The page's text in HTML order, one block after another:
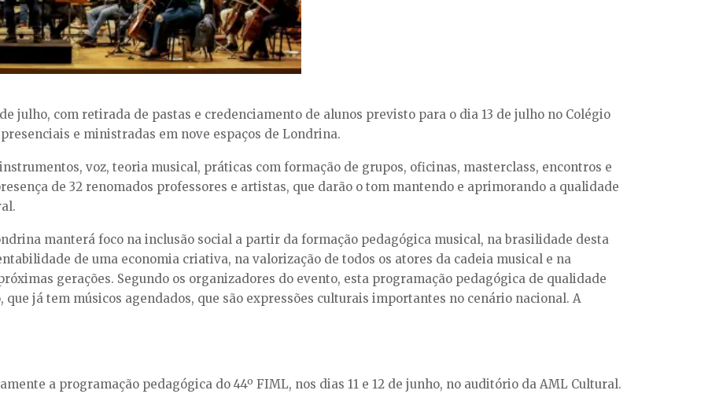
julho, com retirada de pastas e credenciamento de alunos previsto para o dia 13 de julho no Colégio
e ministradas em nove espaços de Londrina.
voz, teoria musical, práticas com formação de grupos, oficinas, masterclass, encontros e
de 32 renomados professores e artistas, que darão o tom mantendo e aprimorando a qualidade
manterá foco na inclusão social a partir da formação pedagógica musical, na brasilidade desta
de uma economia criativa, na valorização de todos os atores da cadeia musical e na
gerações. Segundo os organizadores do evento, esta programação pedagógica de qualidade
já tem músicos agendados, que são expressões culturais importantes no cenário nacional. A
a programação pedagógica do 44º FIML, nos dias 11 e 12 de junho, no auditório da AML Cultural.